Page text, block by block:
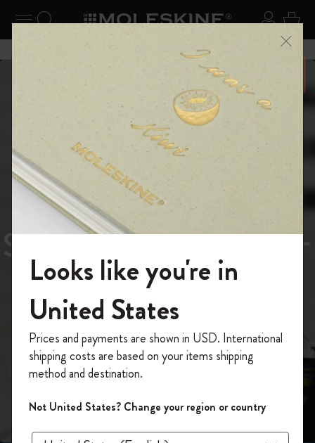
ナビゲーションの切替 ログ
検索 (キーワードなど) カ
6,500円以上のご購入で送料無料 メニ
ーを閉じる
あるページから始まる物語
Reframe
Sunglasses（リフレー
ム サングラス）
スライド表示0
スライド表示1
スライド表示2
スライド表示3
スライド表示4
スライド表示5
モレスキンの世界へようこそ
「WELCOME10」を入力すると、初回注
文が10%オフ＋送料無料になります。セ
ール・アウトレット品は適用外。
Moleskineアカウントを作成して限定オフ
ァーや会員特典、さらに多くのインスピ
レーションを手に入れましょう。
Looks like you're in
United States
Prices and payments are shown in USD. International
shipping costs are based on your items shipping
method and destination.
Not United States? Change your region or country